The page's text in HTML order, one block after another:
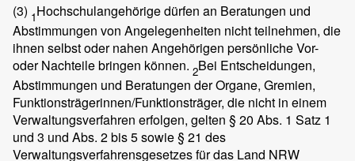
(3) 1Hochschulangehörige dürfen an Beratungen und
Abstimmungen von Angelegenheiten nicht teilnehmen, die
ihnen selbst oder nahen Angehörigen persönliche Vor-
oder Nachteile bringen können. 2Bei Entscheidungen,
Abstimmungen und Beratungen der Organe, Gremien,
Funktionsträgerinnen/Funktionsträger, die nicht in einem
Verwaltungsverfahren erfolgen, gelten § 20 Abs. 1 Satz 1
und 3 und Abs. 2 bis 5 sowie § 21 des
Verwaltungsverfahrensgesetzes für das Land NRW